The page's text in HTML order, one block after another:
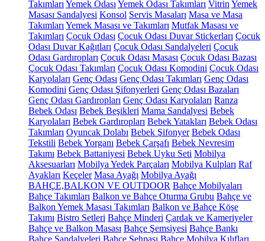
Takımları Yemek Odası Yemek Odası Takımları Vitrin Yemek
Masası Sandalyesi Konsol Servis Masaları Masa ve Masa
Takımları Yemek Masası ve Takımları Mutfak Masası ve
Takımları Çocuk Odası Çocuk Odası Duvar Stickerları Çocuk
Odası Duvar Kağıtları Çocuk Odası Sandalyeleri Çocuk
Odası Gardıropları Çocuk Odası Masası Çocuk Odası Bazası
Çocuk Odası Takımları Çocuk Odası Komodini Çocuk Odası
Karyolaları Genç Odası Genç Odası Takımları Genç Odası
Komodini Genç Odası Şifonyerleri Genç Odası Bazaları
Genç Odası Gardıropları Genç Odası Karyolaları Ranza
Bebek Odası Bebek Beşikleri Mama Sandalyesi Bebek
Karyolaları Bebek Gardıropları Bebek Yatakları Bebek Odası
Takımları Oyuncak Dolabı Bebek Şifonyer Bebek Odası
Tekstili Bebek Yorganı Bebek Çarşafı Bebek Nevresim
Takımı Bebek Battaniyesi Bebek Uyku Seti Mobilya
Aksesuarları Mobilya Yedek Parçaları Mobilya Kulpları Raf
Ayakları Keçeler Masa Ayağı Mobilya Ayağı
BAHÇE,BALKON VE OUTDOOR Bahçe Mobilyaları
Bahçe Takımları Balkon ve Bahçe Oturma Grubu Bahçe ve
Balkon Yemek Masası Takımları Balkon ve Bahçe Köşe
Takımı Bistro Setleri Bahçe Minderi Çardak ve Kameriyeler
Bahçe ve Balkon Masası Bahçe Şemsiyesi Bahçe Bankı
Bahçe Sandalyeleri Bahçe Sehpası Bahçe Mobilya Kılıfları